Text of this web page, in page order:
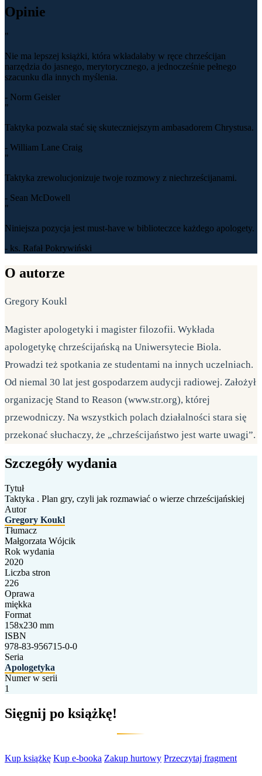
Opinie
"
Nie ma lepszej książki, która wkładałaby w ręce chrześcijan
narzędzia do jasnego, merytorycznego, a jednocześnie pełnego
szacunku dla innych myślenia.
- Norm Geisler
"
Taktyka pozwala stać się skuteczniejszym ambasadorem Chrystusa.
- William Lane Craig
"
Taktyka zrewolucjonizuje twoje rozmowy z niechrześcijanami.
- Sean McDowell
"
Niniejsza pozycja jest must-have w biblioteczce każdego apologety.
- ks. Rafał Pokrywiński
O autorze
Gregory Koukl
Magister apologetyki i magister filozofii. Wykłada
apologetykę chrześcijańską na Uniwersytecie Biola.
Prowadzi też spotkania ze studentami na innych uczelniach.
Od niemal 30 lat jest gospodarzem audycji radiowej. Założył
organizację Stand to Reason (www.str.org), której
przewodniczy. Na wszystkich polach działalności stara się
przekonać słuchaczy, że „chrześcijaństwo jest warte uwagi”.
Szczegóły wydania
Tytuł
Taktyka . Plan gry, czyli jak rozmawiać o wierze chrześcijańskiej
Autor
Gregory Koukl
Tłumacz
Małgorzata Wójcik
Rok wydania
2020
Liczba stron
226
Oprawa
miękka
Format
158x230 mm
ISBN
978-83-956715-0-0
Seria
Apologetyka
Numer w serii
1
Sięgnij po książkę!
Kup książkę Kup e-booka Zakup hurtowy Przeczytaj fragment